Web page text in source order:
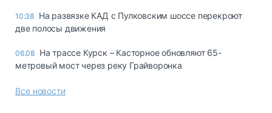
10:38 На развязке КАД с Пулковским шоссе перекроют
две полосы движения
06.08 На трассе Курск – Касторное обновляют 65-
метровый мост через реку Грайворонка
Все новости